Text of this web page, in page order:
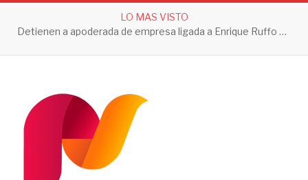
LO MAS VISTO
Detienen a apoderada de empresa ligada a Enrique Ruffo por investigación de Huachicol Fiscal